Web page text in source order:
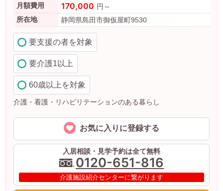
介護・看護・リハビリテーションのある暮らし
月額費用
170,000 円～
所在地
静岡県島田市御仮屋町9530
要支援の者を対象
要介護1以上
60歳以上を対象
お気に入りに登録する
入居相談・見学予約は全て無料
0120-651-816
介護施設紹介センターに繋がります